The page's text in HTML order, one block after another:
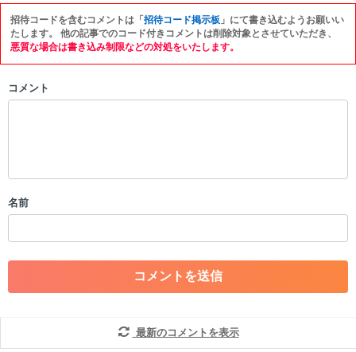
以下の書き込みを禁止とし、場合によってはコメント削除や書き込み制
限を行う可能性がございます。 あらかじめご了承ください。
・スパムなど、記事内容と関係のない投稿
・その他、管理者が不適切と判断した投稿
コメントの削除を申請する ※投稿内容を確認後、順次対応さ
招待コードを含むコメントは「招待コード掲示板 」にて書き込むようお願いい
たします。 他の記事でのコード付きコメントは削除対象とさせていただき、
悪質な場合は書き込み制限などの対処をいたします。
コメント
名前
最新のコメントを表示